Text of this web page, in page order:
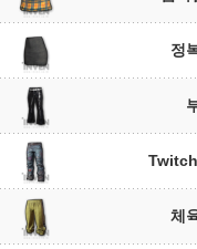
정
Twitch
체